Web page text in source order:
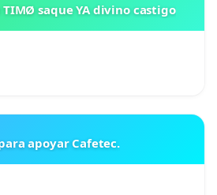
saque YA divino castigo
apoyar Cafetec.